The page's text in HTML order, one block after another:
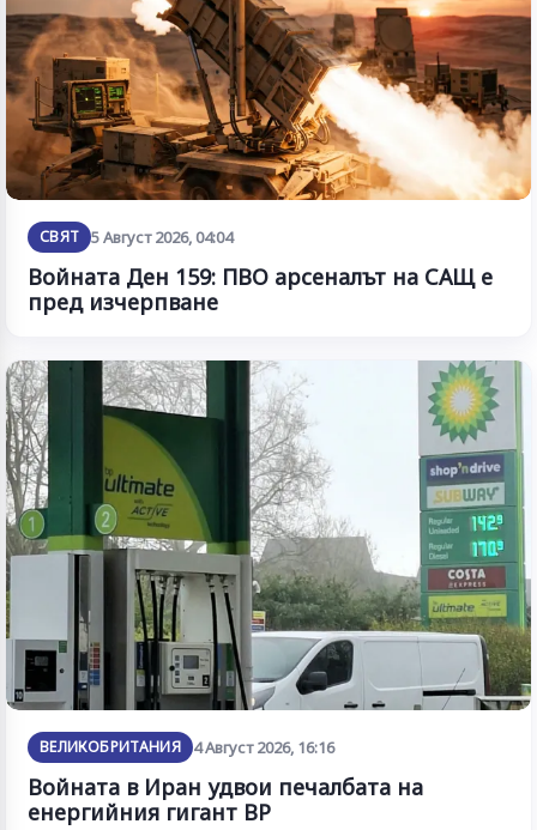
СВЯТ 5 Август 2026, 04:04
Войната Ден 159: ПВО арсеналът на САЩ е
пред изчерпване
ВЕЛИКОБРИТАНИЯ 4 Август 2026, 16:16
Войната в Иран удвои печалбата на
енергийния гигант BP